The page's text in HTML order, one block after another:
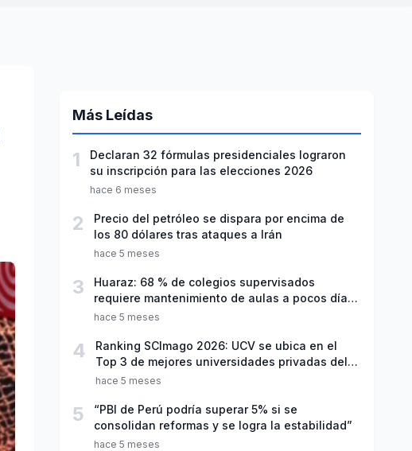
Más Leídas
1
Declaran 32 fórmulas presidenciales lograron
su inscripción para las elecciones 2026
hace 6 meses
2
Precio del petróleo se dispara por encima de
los 80 dólares tras ataques a Irán
hace 5 meses
3
Huaraz: 68 % de colegios supervisados
requiere mantenimiento de aulas a pocos días
de inicio del año escolar 2026
hace 5 meses
4
Ranking SCImago 2026: UCV se ubica en el
Top 3 de mejores universidades privadas del
Perú
hace 5 meses
5
“PBI de Perú podría superar 5% si se
consolidan reformas y se logra la estabilidad”
hace 5 meses